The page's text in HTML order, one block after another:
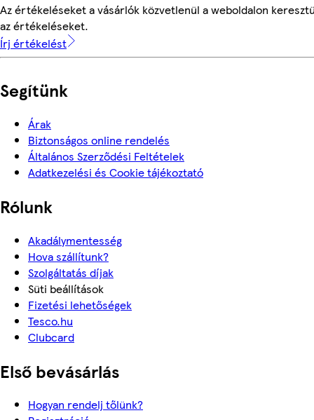
Az értékeléseket a vásárlók közvetlenül a weboldalon
az értékeléseket.
Írj értékelést
Segítünk
Árak
Biztonságos online rendelés
Általános Szerződési Feltételek
Adatkezelési és Cookie tájékoztató
Rólunk
Akadálymentesség
Hova szállítunk?
Szolgáltatás díjak
Süti beállítások
Fizetési lehetőségek
Tesco.hu
Clubcard
Első bevásárlás
Hogyan rendelj tőlünk?